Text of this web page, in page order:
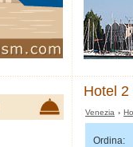
Hotel 2
Venezia ›
Ordina: